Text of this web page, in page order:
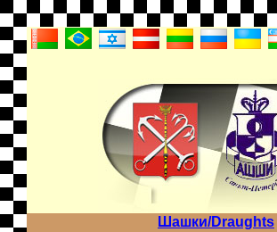
Шашки/Draughts